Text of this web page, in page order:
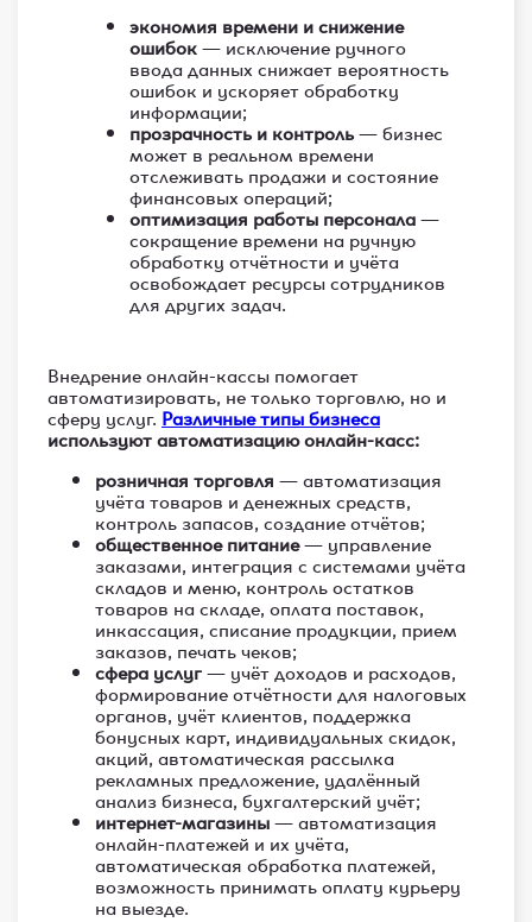
экономия времени и снижение
ошибок— исключение ручного
ввода данных снижает вероятность
ошибок и ускоряет обработку
информации;
прозрачность и контроль— бизнес
может в реальном времени
отслеживать продажи и состояние
финансовых операций;
оптимизация работы персонала—
сокращение времени на ручную
обработку отчётности и учёта
освобождает ресурсы сотрудников
для других задач.
Внедрение онлайн-кассы помогает
автоматизировать, не только торговлю, но и
сферу услуг. Различные типы бизнеса
используют автоматизацию онлайн-касс:
розничная торговля — автоматизация
учёта товаров и денежных средств,
контроль запасов, создание отчётов;
общественное питание— управление
заказами, интеграция с системами учёта
складов и меню, контроль остатков
товаров на складе, оплата поставок,
инкассация, списание продукции, прием
заказов, печать чеков;
сфера услуг— учёт доходов и расходов,
формирование отчётности для налоговых
органов, учёт клиентов, поддержка
бонусных карт, индивидуальных скидок,
акций, автоматическая рассылка
рекламных предложение, удалённый
анализ бизнеса, бухгалтерский учёт;
интернет-магазины— автоматизация
онлайн-платежей и их учёта,
автоматическая обработка платежей,
возможность принимать оплату курьеру
на выезде.